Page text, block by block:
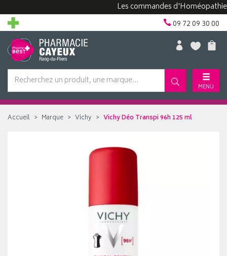
Les commandes d'Homéopathie
09 72 09 30 00
MENU
Accueil Marque Vichy Vichy Déo Transpi 96h 125 ml